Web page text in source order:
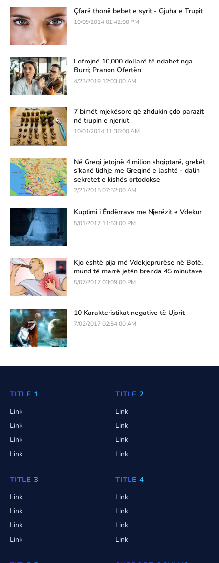
Çfarë thonë bebet e syrit - Gjuha e Trupit
10/09/2014 01:42:00 PM
I ofrojnë 10,000 dollarë të ndahet nga
Burri; Pranon Ofertën
4/23/2019 12:03:00 AM
7 bimët mjekësore që zhdukin çdo parazit
në trupin e njeriut
10/01/2014 11:36:00 AM
Në Greqi jetojnë 4 milion shqiptarë, grekët
s'kanë lidhje me Greqinë e lashtë - dalin
sekretet e kishës ortodokse
2/21/2015 07:52:00 AM
Kuptimi i Ëndërrave me Njerëzit e Vdekur
5/01/2017 11:53:00 PM
Kjo është pija më Vdekjeprurëse në Botë,
mund të marrë jetën brenda 45 minutave
5/07/2017 03:09:00 PM
10 Karakteristikat negative të Ujorit
7/02/2017 02:54:00 AM
TITLE 1
Link
Link
Link
Link
TITLE 2
Link
Link
Link
Link
TITLE 3
Link
Link
Link
Link
TITLE 4
Link
Link
Link
Link